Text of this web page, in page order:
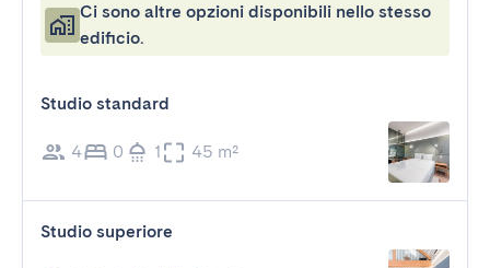
Ci sono altre opzioni disponibili nello stesso
edificio.
Studio standard
4 0 1 45 m²
Studio superiore